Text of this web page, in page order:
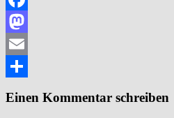
Facebook
Mastodon
Email
Einen Kommentar schreiben